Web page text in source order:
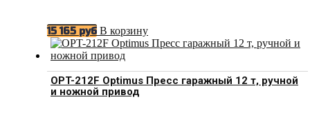
15 165 руб В корзину
OPT-212F Optimus Пресс гаражный 12 т, ручной
и ножной привод